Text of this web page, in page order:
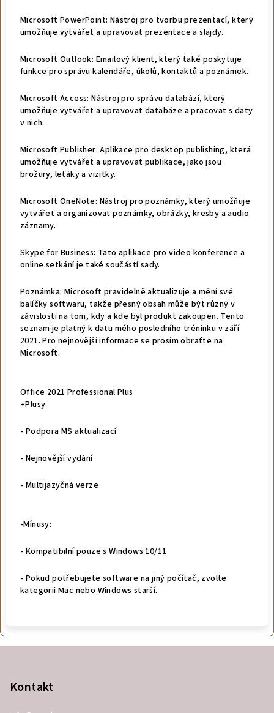
Microsoft PowerPoint: Nástroj pro tvorbu prezentací, který
umožňuje vytvářet a upravovat prezentace a slajdy.
Microsoft Outlook: Emailový klient, který také poskytuje
funkce pro správu kalendáře, úkolů, kontaktů a poznámek.
Microsoft Access: Nástroj pro správu databází, který
umožňuje vytvářet a upravovat databáze a pracovat s daty
v nich.
Microsoft Publisher: Aplikace pro desktop publishing, která
umožňuje vytvářet a upravovat publikace, jako jsou
brožury, letáky a vizitky.
Microsoft OneNote: Nástroj pro poznámky, který umožňuje
vytvářet a organizovat poznámky, obrázky, kresby a audio
záznamy.
Skype for Business: Tato aplikace pro video konference a
online setkání je také součástí sady.
Poznámka: Microsoft pravidelně aktualizuje a mění své
balíčky softwaru, takže přesný obsah může být různý v
závislosti na tom, kdy a kde byl produkt zakoupen. Tento
seznam je platný k datu mého posledního tréninku v září
2021. Pro nejnovější informace se prosím obraťte na
Microsoft.
Office 2021 Professional Plus
+Plusy:
- Podpora MS aktualizací
- Nejnovější vydání
- Multijazyčná verze
-Mínusy:
- Kompatibilní pouze s Windows 10/11
- Pokud potřebujete software na jiný počítač, zvolte
kategorii Mac nebo Windows starší.
Kontakt